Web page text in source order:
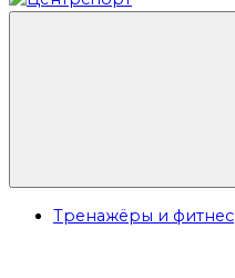
Тренажёры и фитнес